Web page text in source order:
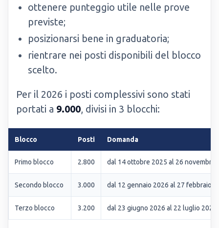
ottenere punteggio utile nelle prove
previste;
posizionarsi bene in graduatoria;
rientrare nei posti disponibili del blocco
scelto.
Per il 2026 i posti complessivi sono stati
portati a 9.000, divisi in 3 blocchi:
Blocco Posti Domanda
Primo blocco 2.800 dal 14 ottobre 2025 al 26 novembre
Secondo blocco 3.000 dal 12 gennaio 2026 al 27 febbraio
Terzo blocco 3.200 dal 23 giugno 2026 al 22 luglio 2026